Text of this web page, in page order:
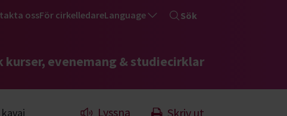
ossFör cirkelledareLanguage Sök
kurser, evenemang & studiecirklar
Lyssna Skriv ut